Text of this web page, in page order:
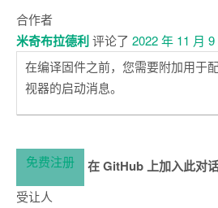
合作者
米奇布拉德利评论了 2022 年 11 月 9
在编译固件之前，您需要附加用于
视器的启动消息。
免费注册 在 GitHub 上加入此对
受让人